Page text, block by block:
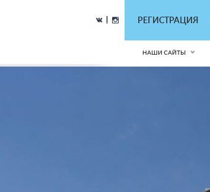
РЕГИСТРАЦИЯ
НАШИ САЙТЫ